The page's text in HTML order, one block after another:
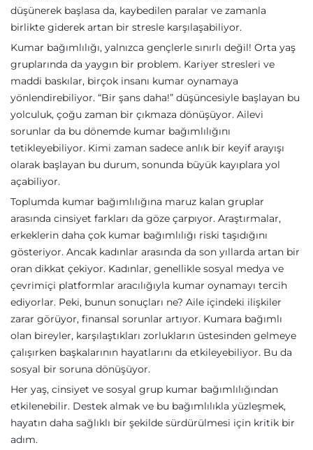
düşünerek başlasa da, kaybedilen paralar ve zamanla
birlikte giderek artan bir stresle karşılaşabiliyor.
Kumar bağımlılığı, yalnızca gençlerle sınırlı değil! Orta yaş
gruplarında da yaygın bir problem. Kariyer stresleri ve
maddi baskılar, birçok insanı kumar oynamaya
yönlendirebiliyor. “Bir şans daha!” düşüncesiyle başlayan bu
yolculuk, çoğu zaman bir çıkmaza dönüşüyor. Ailevi
sorunlar da bu dönemde kumar bağımlılığını
tetikleyebiliyor. Kimi zaman sadece anlık bir keyif arayışı
olarak başlayan bu durum, sonunda büyük kayıplara yol
açabiliyor.
Toplumda kumar bağımlılığına maruz kalan gruplar
arasında cinsiyet farkları da göze çarpıyor. Araştırmalar,
erkeklerin daha çok kumar bağımlılığı riski taşıdığını
gösteriyor. Ancak kadınlar arasında da son yıllarda artan bir
oran dikkat çekiyor. Kadınlar, genellikle sosyal medya ve
çevrimiçi platformlar aracılığıyla kumar oynamayı tercih
ediyorlar. Peki, bunun sonuçları ne? Aile içindeki ilişkiler
zarar görüyor, finansal sorunlar artıyor. Kumara bağımlı
olan bireyler, karşılaştıkları zorlukların üstesinden gelmeye
çalışırken başkalarının hayatlarını da etkileyebiliyor. Bu da
sosyal bir soruna dönüşüyor.
Her yaş, cinsiyet ve sosyal grup kumar bağımlılığından
etkilenebilir. Destek almak ve bu bağımlılıkla yüzleşmek,
hayatın daha sağlıklı bir şekilde sürdürülmesi için kritik bir
adım.